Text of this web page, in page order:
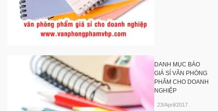
DANH MỤC BÁO
GIÁ SỈ VĂN PHÒNG
PHẨM CHO DOANH
NGHIỆP
23/April/2017